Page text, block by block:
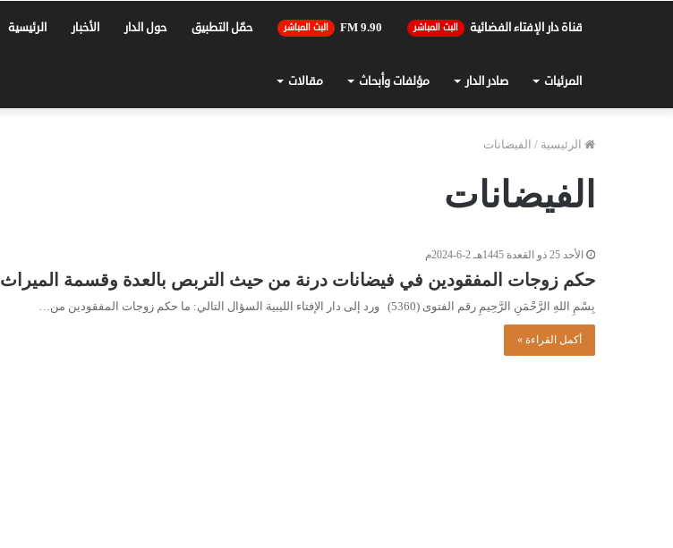
قناة دار الإفتاء الفضائية البث المباشر 90.FM 9 البث المباشر حمّل التطبيق حول الدار الأخبار الرئيسية
المرئيات صادر الدار مؤلفات وأبحاث مقالات
الرئيسية / الفيضانات
الفيضانات
الأحد 25 ذو القعدة 1445هـ 2-6-2024م
حكم زوجات المفقودين في فيضانات درنة من حيث التربص بالعدة وقسمة الميراث
بِسْمِ اللهِ الرَّحْمَنِ الرَّحِيمِ رقم الفتوى (5360) ورد إلى دار الإفتاء الليبية السؤال التالي: ما حكم زوجات المفقودين من…
أكمل القراءة »